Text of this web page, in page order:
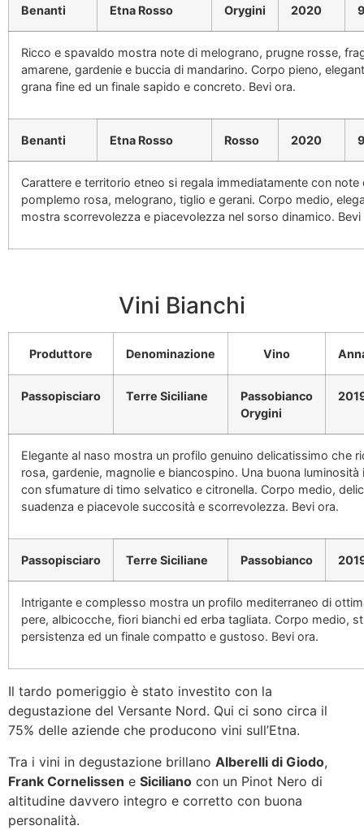
Benanti Etna Rosso Orygini 2020
Ricco e spavaldo mostra note di melograno, prugne rosse,
amarene, gardenie e buccia di mandarino. Corpo pieno,
grana fine ed un finale sapido e concreto. Bevi ora.
Benanti Etna Rosso Rosso 2020
Carattere e territorio etneo si regala immediatamente con note
pomplemo rosa, melograno, tiglio e gerani. Corpo medio,
mostra scorrevolezza e piacevolezza nel sorso dinamico. Bevi
Vini Bianchi
Produttore Denominazione Vino
Passopisciaro Terre Siciliane
Passobianco
Orygini
Elegante al naso mostra un profilo genuino delicatissimo che
rosa, gardenie, magnolie e biancospino. Una buona
con sfumature di timo selvatico e citronella. Corpo medio,
suadenza e piacevole succosità e scorrevolezza. Bevi ora.
Passopisciaro Terre Siciliane Passobianco
Intrigante e complesso mostra un profilo mediterraneo di
pere, albicocche, fiori bianchi ed erba tagliata. Corpo medio,
persistenza ed un finale compatto e gustoso. Bevi ora.
Il tardo pomeriggio è stato investito con la
degustazione del Versante Nord. Qui ci sono circa il
75% delle aziende che producono vini sull’Etna.
Tra i vini in degustazione brillano Alberelli di Giodo,
Frank Cornelissen e Siciliano con un Pinot Nero di
altitudine davvero integro e corretto con buona
personalità.